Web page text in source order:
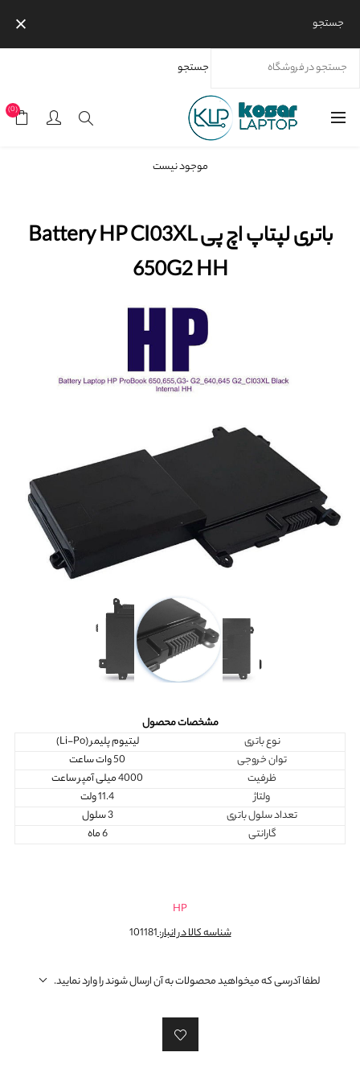
جستجو
جستجو
(0)
باتری لپتاپ اچ پی Battery HP CI03XL 650G2 HH
باتری لپتاپ اچ پی Battery HP CI03XL
650G2 HH
مشخصات محصول
نوع باتری
لیتیوم پلیمر (Li-Po)
توان خروجی
50 وات ساعت
ظرفیت
4000 میلی آمپر ساعت
ولتاژ
11.4 ولت
تعداد سلول باتری
3 سلول
گارانتی
6 ماه
موجود نیست
HP
شناسه کالا در انبار:101181
لطفا آدرسی که میخواهید محصولات به آن ارسال شوند را وارد نمایید.